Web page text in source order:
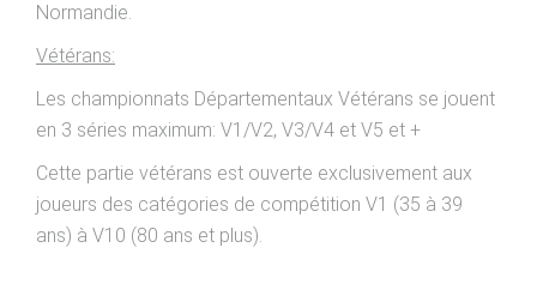
Normandie.
Vétérans:
Les championnats Départementaux Vétérans se jouent
en 3 séries maximum: V1/V2, V3/V4 et V5 et +
Cette partie vétérans est ouverte exclusivement aux
joueurs des catégories de compétition V1 (35 à 39
ans) à V10 (80 ans et plus).